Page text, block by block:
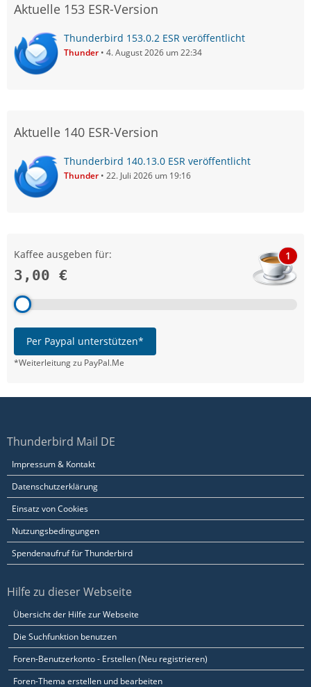
Aktuelle 153 ESR-Version
Thunderbird 153.0.2 ESR veröffentlicht
Thunder 4. August 2026 um 22:34
Aktuelle 140 ESR-Version
Thunderbird 140.13.0 ESR veröffentlicht
Thunder 22. Juli 2026 um 19:16
Kaffee ausgeben für:
3,00 €
1
Per Paypal unterstützen*
*Weiterleitung zu PayPal.Me
Thunderbird Mail DE
Impressum & Kontakt
Datenschutzerklärung
Einsatz von Cookies
Nutzungsbedingungen
Spendenaufruf für Thunderbird
Hilfe zu dieser Webseite
Übersicht der Hilfe zur Webseite
Die Suchfunktion benutzen
Foren-Benutzerkonto - Erstellen (Neu registrieren)
Foren-Thema erstellen und bearbeiten